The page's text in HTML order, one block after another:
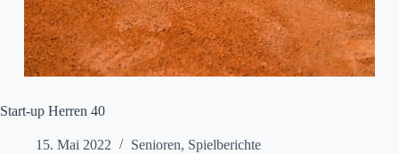
Start-up Herren 40
15. Mai 2022 Senioren, Spielberichte